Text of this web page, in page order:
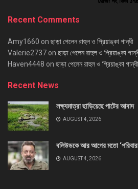
Recent Comments
Amy1660 on ছাড়া পেলেন রাহুল ও প্রিয়াঙ্কা গান্ধী
Valerie2737 on ছাড়া পেলেন রাহুল ও প্রিয়াঙ্কা
Haven4448 on ছাড়া পেলেন রাহুল ও প্রিয়াঙ্কা গান্ধী
Recent News
লক্ষ্যমাত্রা ছাড়িয়েছে পাটের আবাদ
AUGUST 4, 2026
বলিউডকে আর আগের মতো
AUGUST 4, 2026